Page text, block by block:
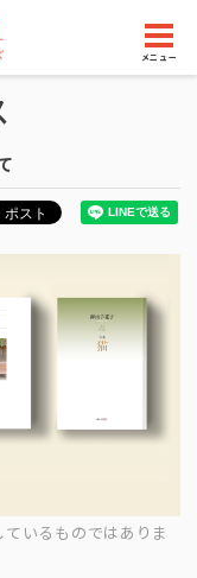
メニュー
いるものではありま